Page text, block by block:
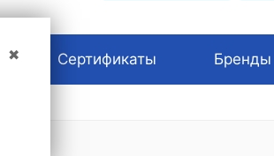
✖ Сертификаты Бренды